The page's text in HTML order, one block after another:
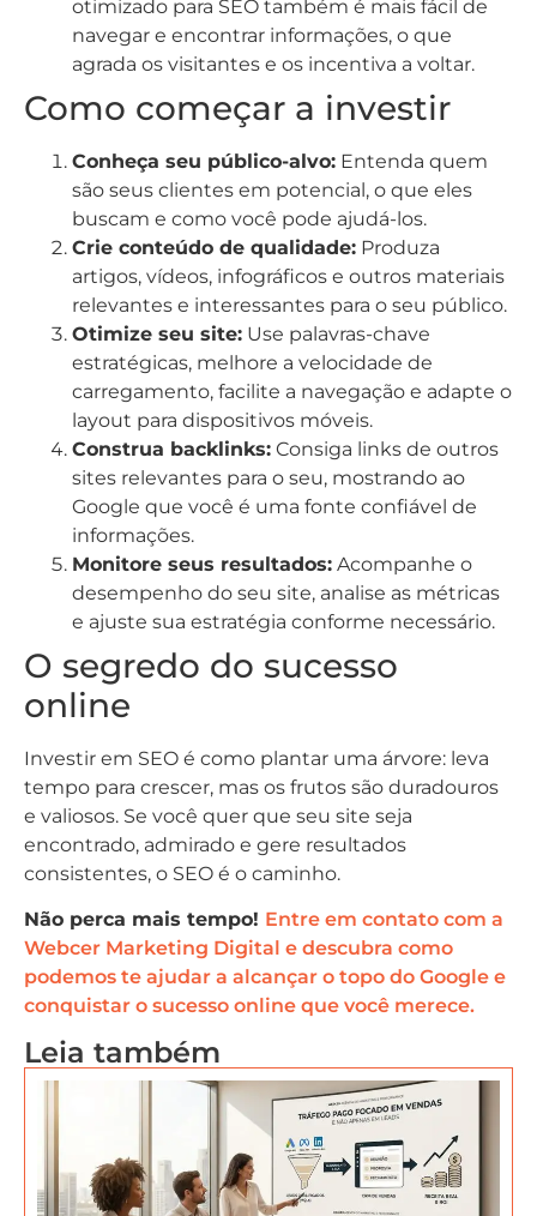
otimizado para SEO também é mais fácil de
navegar e encontrar informações, o que
agrada os visitantes e os incentiva a voltar.
Como começar a investir
Conheça seu público-alvo: Entenda quem
são seus clientes em potencial, o que eles
buscam e como você pode ajudá-los.
Crie conteúdo de qualidade: Produza
artigos, vídeos, infográficos e outros materiais
relevantes e interessantes para o seu público.
Otimize seu site: Use palavras-chave
estratégicas, melhore a velocidade de
carregamento, facilite a navegação e adapte o
layout para dispositivos móveis.
Construa backlinks: Consiga links de outros
sites relevantes para o seu, mostrando ao
Google que você é uma fonte confiável de
informações.
Monitore seus resultados: Acompanhe o
desempenho do seu site, analise as métricas
e ajuste sua estratégia conforme necessário.
O segredo do sucesso
online
Investir em SEO é como plantar uma árvore: leva
tempo para crescer, mas os frutos são duradouros
e valiosos. Se você quer que seu site seja
encontrado, admirado e gere resultados
consistentes, o SEO é o caminho.
Não perca mais tempo! Entre em contato com a
Webcer Marketing Digital e descubra como
podemos te ajudar a alcançar o topo do Google e
conquistar o sucesso online que você merece.
Leia também